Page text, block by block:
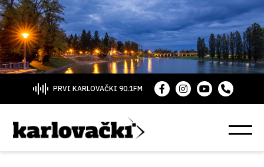
PRVI KARLOVAČKI 90.1FM